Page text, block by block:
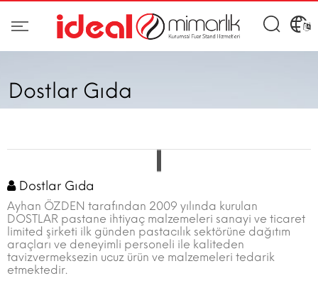
Dostlar Gıda
Dostlar Gıda
Ayhan ÖZDEN tarafından 2009 yılında kurulan
DOSTLAR pastane ihtiyaç malzemeleri sanayi ve ticaret
limited şirketi ilk günden pastacılık sektörüne dağıtım
araçları ve deneyimli personeli ile kaliteden
tavizvermeksezin ucuz ürün ve malzemeleri tedarik
etmektedir.